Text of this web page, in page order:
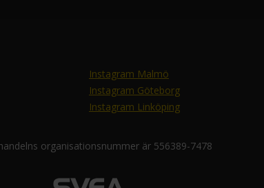
Instagram Malmö
Instagram Göteborg
Instagram Linköping
organisationsnummer är 556389-7478